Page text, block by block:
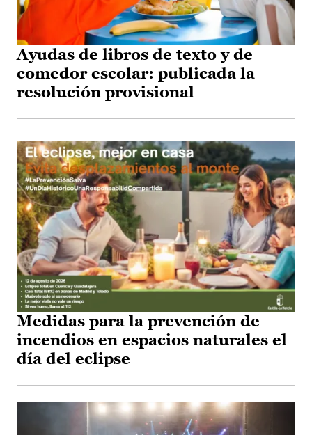
Ayudas de libros de texto y de
comedor escolar: publicada la
resolución provisional
Medidas para la prevención de
incendios en espacios naturales el
día del eclipse